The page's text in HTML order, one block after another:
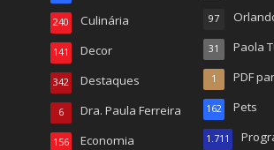
Culinária
240
Decor
141
Destaques
342
Dra. Paula Ferreira
6
Economia
156
97
Paola
31
PDF
1
Pets
162
1.711